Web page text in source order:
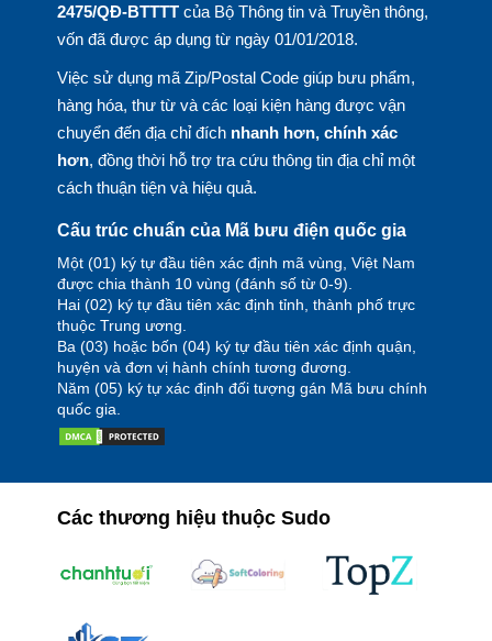
2475/QĐ-BTTTTcủa Bộ Thông tin và Truyền thông,
vốn đã được áp dụng từ ngày 01/01/2018.
Việc sử dụng mã Zip/Postal Code giúp bưu phẩm,
hàng hóa, thư từ và các loại kiện hàng được vận
chuyển đến địa chỉ đích nhanh hơn, chính xác
hơn, đồng thời hỗ trợ tra cứu thông tin địa chỉ một
cách thuận tiện và hiệu quả.
Cấu trúc chuẩn của Mã bưu điện quốc gia
Một (01) ký tự đầu tiên xác định mã vùng, Việt Nam
được chia thành 10 vùng (đánh số từ 0-9).
Hai (02) ký tự đầu tiên xác định tỉnh, thành phố trực
thuộc Trung ương.
Ba (03) hoặc bốn (04) ký tự đầu tiên xác định quận,
huyện và đơn vị hành chính tương đương.
Năm (05) ký tự xác định đối tượng gán Mã bưu chính
quốc gia.
Các thương hiệu thuộc Sudo